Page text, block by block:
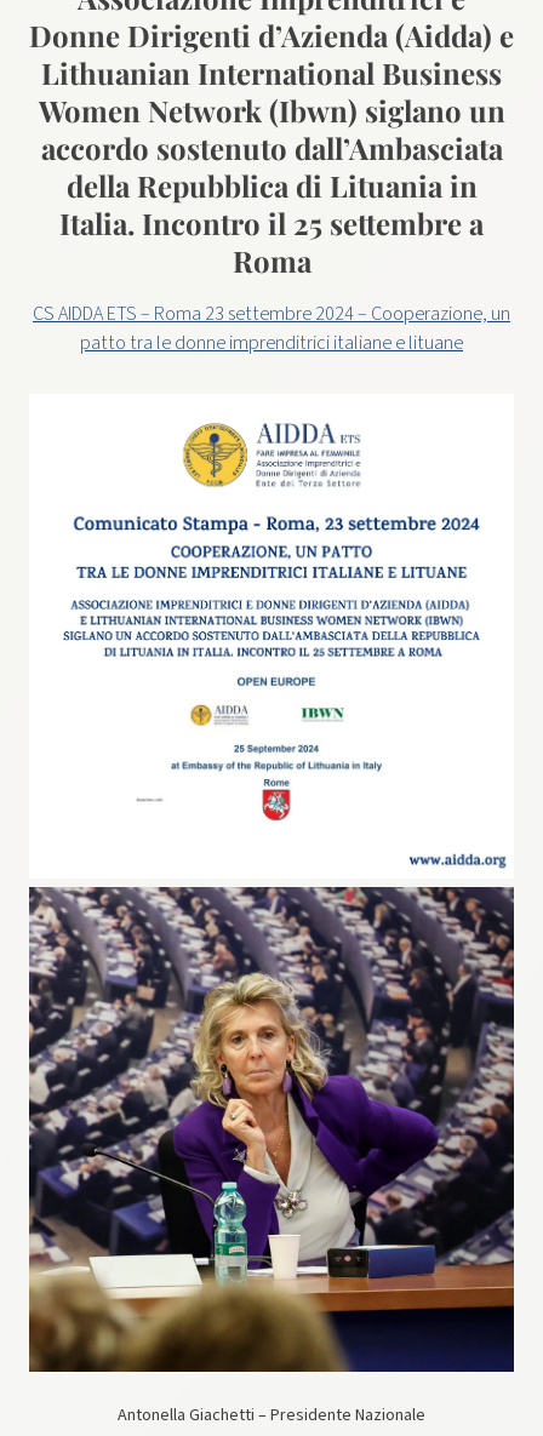
Donne Dirigenti d’Azienda (Aidda) e
Lithuanian International Business
Women Network (Ibwn) siglano un
accordo sostenuto dall’Ambasciata
della Repubblica di Lituania in
Italia. Incontro il 25 settembre a
Roma
CS AIDDA ETS – Roma 23 settembre 2024 – Cooperazione, un
patto tra le donne imprenditrici italiane e lituane
Antonella Giachetti – Presidente Nazionale